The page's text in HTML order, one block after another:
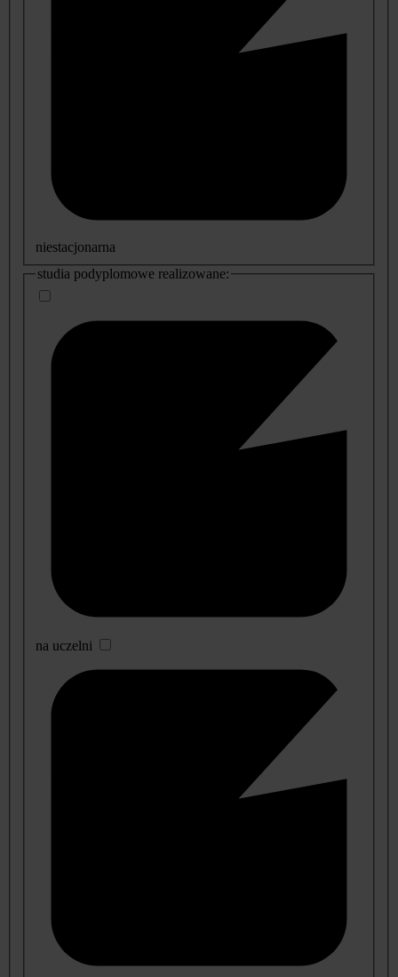
niestacjonarna
studia podyplomowe realizowane:
na uczelni